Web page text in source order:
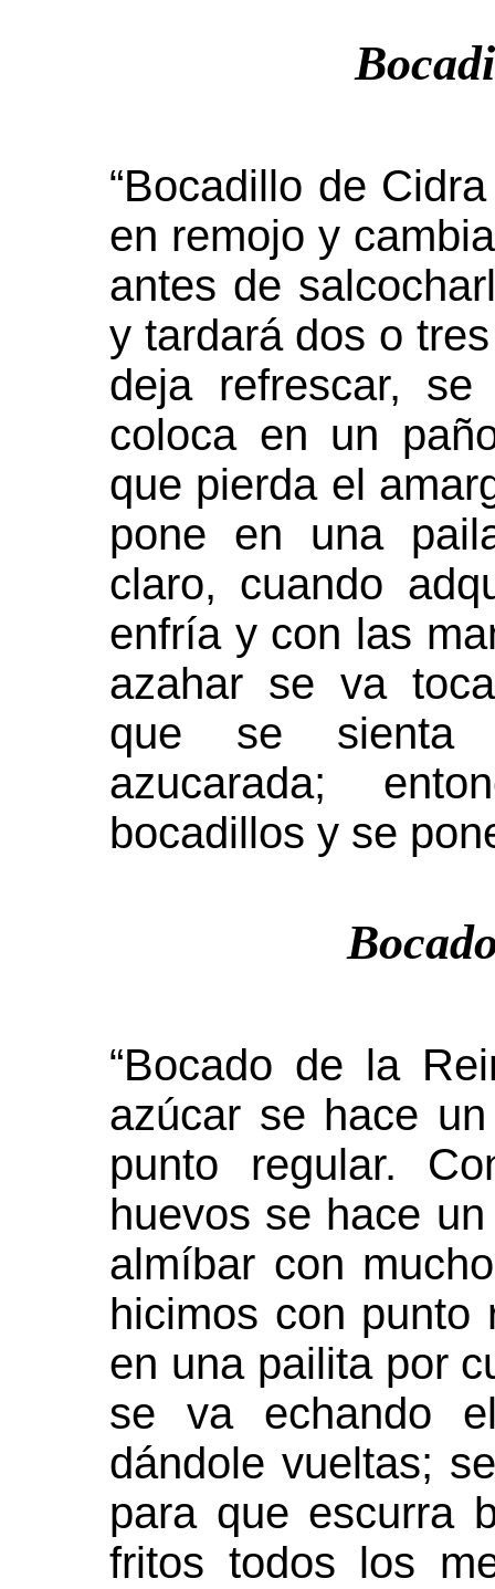
“Bocadillo de
en remojo y
antes de
y tardará dos o
deja refrescar,
coloca en un
que pierda el
pone en una
claro, cuando
enfría y con las
azahar se va
que se sienta
azucarada;
bocadillos y se
“Bocado de la
azúcar se hace
punto regular.
huevos se hace
almíbar con
hicimos con punto
en una pailita por
se va echando
dándole vueltas;
para que escurra
fritos todos los